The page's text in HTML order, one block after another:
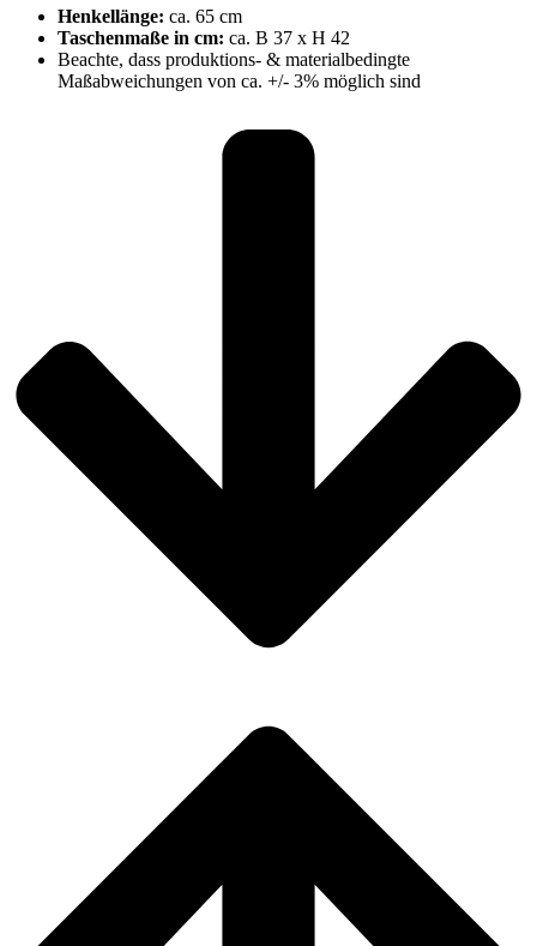
Henkellänge: ca. 65 cm
Taschenmaße in cm: ca. B 37 x H 42
Beachte, dass produktions- & materialbedingte
Maßabweichungen von ca. +/- 3% möglich sind